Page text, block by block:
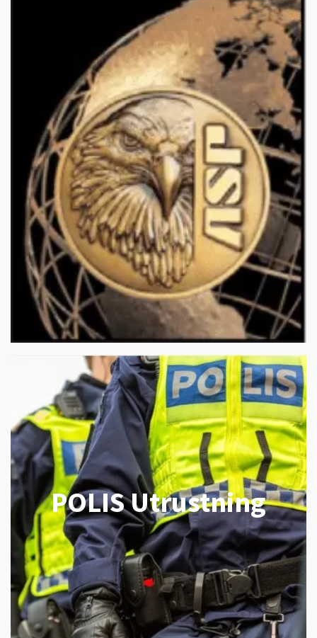
POLIS Utrustning